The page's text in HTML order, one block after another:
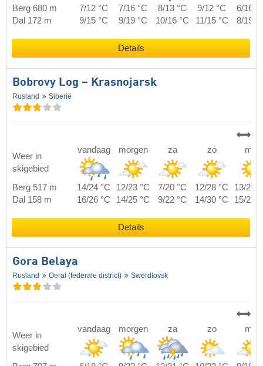
Berg 680 m 7/12 °C 7/16 °C 8/13 °C 9/12 °C
6/16
Dal 172 m
9/15 °C 9/19 °C 10/16 °C 11/15 °C 8/19
Details
Bobrovy Log – Krasnojarsk
Rusland Siberië
Weer in
skigebied
vandaag morgen za zo ma
Berg 517 m 14/24 °C 12/23 °C 7/20 °C 12/28 °C
13/27
Dal 158 m
16/26 °C 14/25 °C 9/22 °C 14/30 °C 15/29
Details
Gora Belaya
Rusland Oeral (federale district) Swerdlovsk
Weer in
skigebied
vandaag morgen za zo ma